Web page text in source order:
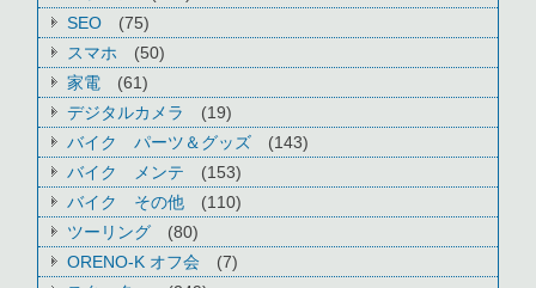
SEO
(75)
スマホ
(50)
家電
(61)
デジタルカメラ
(19)
バイク パーツ＆グッズ
(143)
バイク メンテ
(153)
バイク その他
(110)
ツーリング
(80)
ORENO-K オフ会
(7)